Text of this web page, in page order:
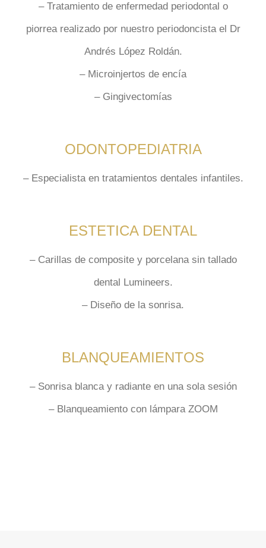
– Tratamiento de enfermedad periodontal o
piorrea realizado por nuestro periodoncista el Dr
Andrés López Roldán.
– Microinjertos de encía
– Gingivectomías
ODONTOPEDIATRIA
– Especialistaen tratamientos dentales infantiles.
ESTETICA DENTAL
– Carillas de composite y porcelana sin tallado
dental Lumineers.
– Diseño de la sonrisa.
BLANQUEAMIENTOS
– Sonrisa blanca y radiante en una sola sesión
– Blanqueamiento con lámparaZOOM